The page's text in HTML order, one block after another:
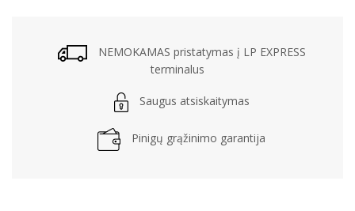
NEMOKAMAS pristatymas į LP EXPRESS
terminalus
Saugus atsiskaitymas
Pinigų grąžinimo garantija